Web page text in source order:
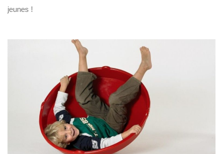
jeunes !